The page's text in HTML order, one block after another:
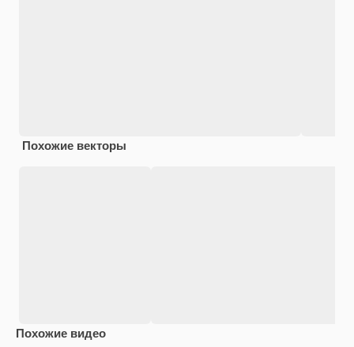
Похожие векторы
Похожие видео